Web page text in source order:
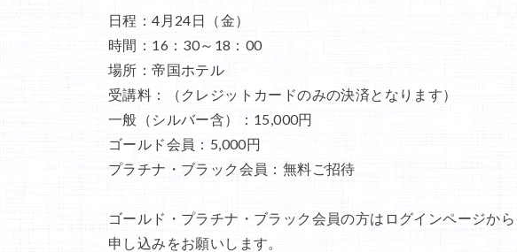
日程：4月24日（金）
時間：16：30～18：00
場所：帝国ホテル
受講料：（クレジットカードのみの決済となります）
一般（シルバー含）：15,000円
ゴールド会員：5,000円
プラチナ・ブラック会員：無料ご招待
ゴールド・プラチナ・ブラック会員の方はログインページから
申し込みをお願いします。